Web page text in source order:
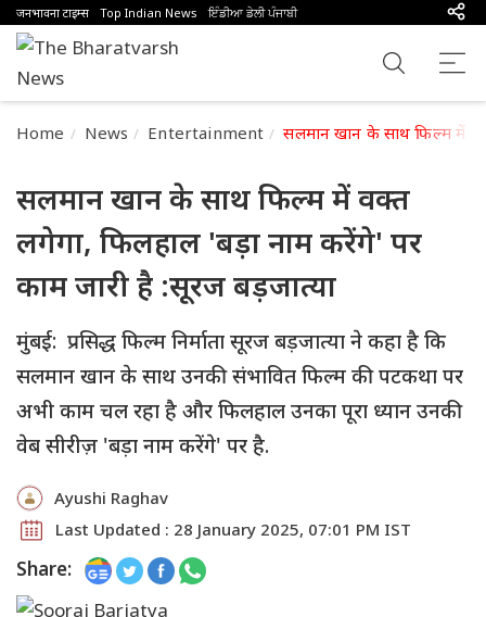
जनभावना टाइम्स Top Indian News ਇੰਡੀਆ ਡੇਲੀ ਪੰਜਾਬੀ
Home News Entertainment सलमान खान के साथ फिल्म में
सलमान खान के साथ फिल्म में वक्त
लगेगा, फिलहाल 'बड़ा नाम करेंगे' पर
काम जारी है :सूरज बड़जात्या
मुंबई: प्रसिद्ध फिल्म निर्माता सूरज बड़जात्या ने कहा है कि
सलमान खान के साथ उनकी संभावित फिल्म की पटकथा पर
अभी काम चल रहा है और फिलहाल उनका पूरा ध्यान उनकी
वेब सीरीज़ 'बड़ा नाम करेंगे' पर है.
Ayushi Raghav
Last Updated : 28 January 2025, 07:01 PM IST
Share: